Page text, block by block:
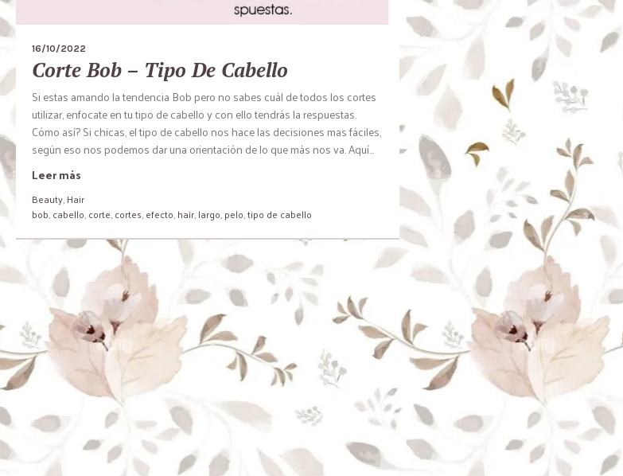
16/10/2022
Corte Bob – Tipo De Cabello
Si estas amando la tendencia Bob pero no sabes cuál de todos los cortes
utilizar, enfocate en tu tipo de cabello y con ello tendrás la respuestas.
Cómo así? Si chicas, el tipo de cabello nos hace las decisiones mas fáciles,
según eso nos podemos dar una orientación de lo que más nos va. Aquí...
Leer más
Beauty,Hair
bob,cabello,corte,cortes,efecto,hair,largo,pelo,tipo de cabello